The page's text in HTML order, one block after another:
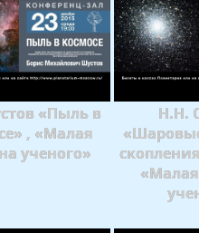
«Пыль в
, «Малая
ученого»
Н.Н.